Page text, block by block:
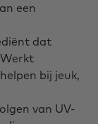
een
dat
bij jeuk,
van UV-